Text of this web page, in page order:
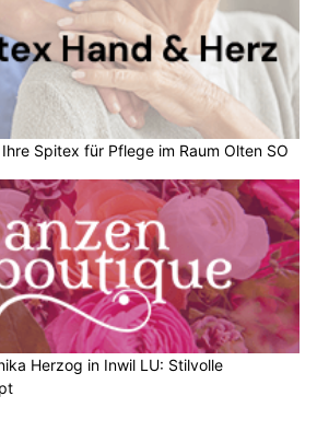
Spitex für Pflege im Raum Olten SO
Herzog in Inwil LU: Stilvolle